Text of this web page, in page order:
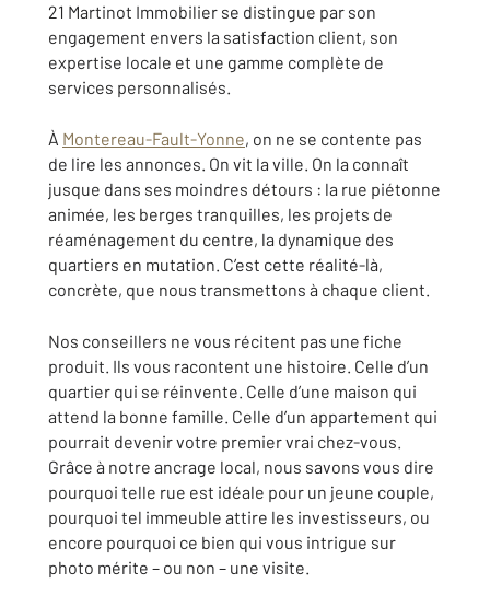
21 Martinot Immobilier se distingue par son
engagement envers la satisfaction client, son
expertise locale et une gamme complète de
services personnalisés.
À Montereau-Fault-Yonne, on ne se contente pas
de lire les annonces. On vit la ville. On la connaît
jusque dans ses moindres détours : la rue piétonne
animée, les berges tranquilles, les projets de
réaménagement du centre, la dynamique des
quartiers en mutation. C’est cette réalité-là,
concrète, que nous transmettons à chaque client.
Nos conseillers ne vous récitent pas une fiche
produit. Ils vous racontent une histoire. Celle d’un
quartier qui se réinvente. Celle d’une maison qui
attend la bonne famille. Celle d’un appartement qui
pourrait devenir votre premier vrai chez-vous.
Grâce à notre ancrage local, nous savons vous dire
pourquoi telle rue est idéale pour un jeune couple,
pourquoi tel immeuble attire les investisseurs, ou
encore pourquoi ce bien qui vous intrigue sur
photo mérite – ou non – une visite.